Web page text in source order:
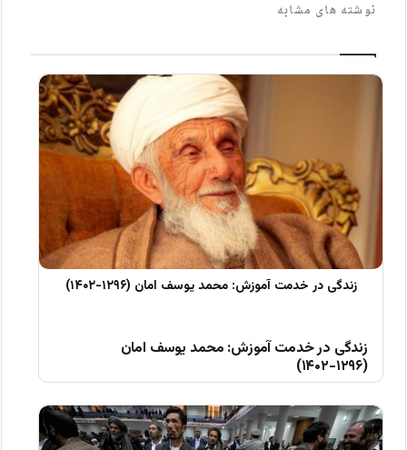
نوشته های مشابه
زندگی در خدمت آموزش: محمد یوسف امان
(۱۲۹۶-۱۴۰۲)